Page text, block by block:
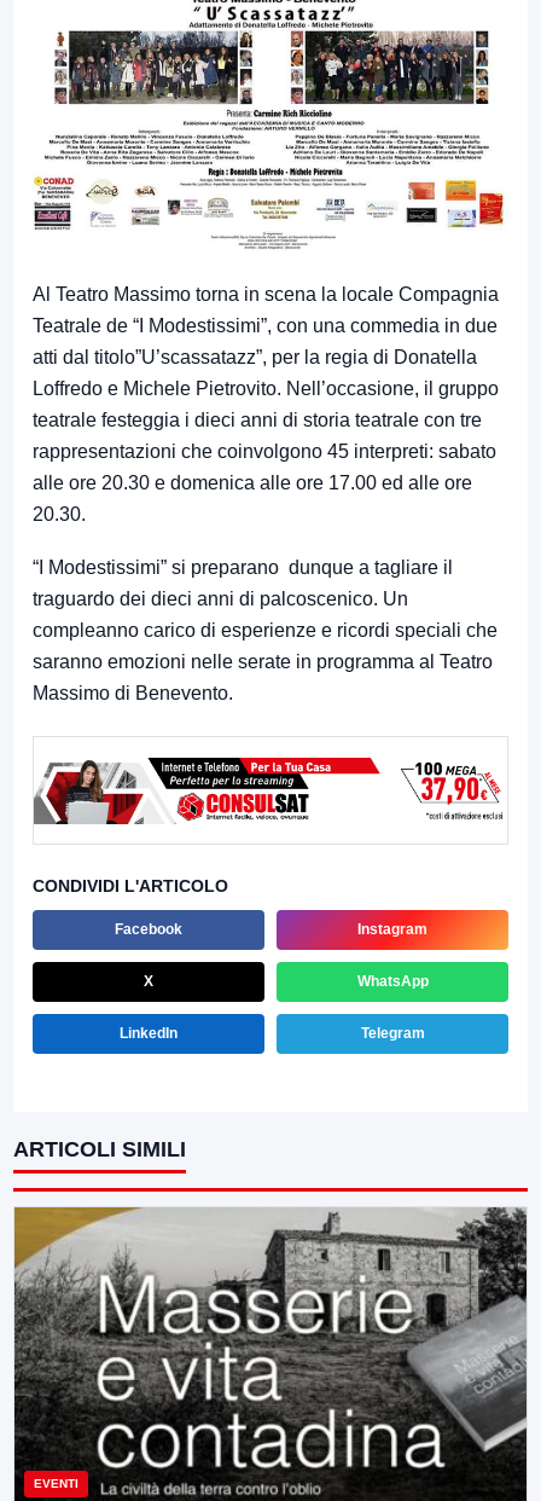
Al Teatro Massimo torna in scena la locale Compagnia
Teatrale de “I Modestissimi”, con una commedia in due
atti dal titolo”U’scassatazz”, per la regia di Donatella
Loffredo e Michele Pietrovito. Nell’occasione, il gruppo
teatrale festeggia i dieci anni di storia teatrale con tre
rappresentazioni che coinvolgono 45 interpreti: sabato
alle ore 20.30 e domenica alle ore 17.00 ed alle ore
20.30.
“I Modestissimi” si preparano dunque a tagliare il
traguardo dei dieci anni di palcoscenico. Un
compleanno carico di esperienze e ricordi speciali che
saranno emozioni nelle serate in programma al Teatro
Massimo di Benevento.
CONDIVIDI L'ARTICOLO
Facebook Instagram
X WhatsApp
LinkedIn Telegram
ARTICOLI SIMILI
EVENTI